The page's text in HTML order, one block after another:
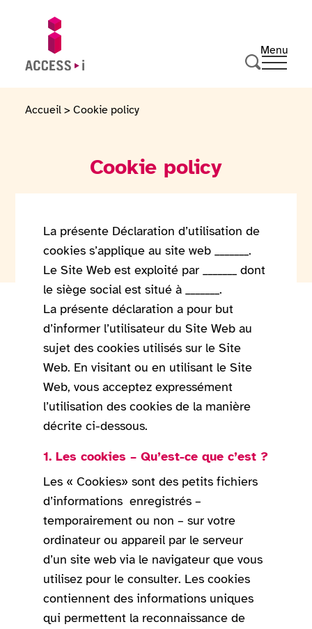
Menu
Ouvrir
Accueil > Cookie policy
Cookie policy
La présente Déclaration d’utilisation de
cookies s’applique au site web _______.
Le Site Web est exploité par _______ dont
le siège social est situé à _______.
La présente déclaration a pour but
d’informer l’utilisateur du Site Web au
sujet des cookies utilisés sur le Site
Web. En visitant ou en utilisant le Site
Web, vous acceptez expressément
l’utilisation des cookies de la manière
décrite ci-dessous.
1. Les cookies – Qu’est-ce que c’est ?
Les « Cookies» sont des petits fichiers
d’informations enregistrés –
temporairement ou non – sur votre
ordinateur ou appareil par le serveur
d’un site web via le navigateur que vous
utilisez pour le consulter. Les cookies
contiennent des informations uniques
qui permettent la reconnaissance de